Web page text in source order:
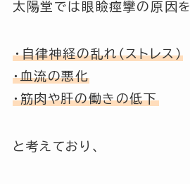
太陽堂では眼瞼痙攣の原因を
・自律神経の乱れ（ストレス）
・血流の悪化
・筋肉や肝の働きの低下
と考えており、